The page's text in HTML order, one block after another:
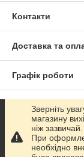
Контакти
Доставка та
Графік роботи
Повна версія
Сайт створено
Зверніть
магазину
ніж
При
необхідно